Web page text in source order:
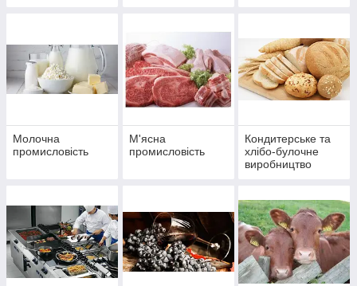
Молочна
промисловість
М'ясна
промисловість
Кондитерське та
хлібо-булочне
виробництво